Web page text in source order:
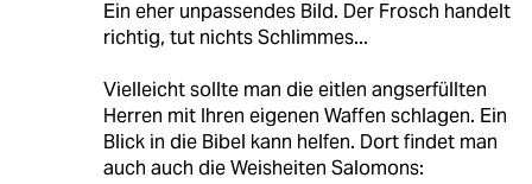
Ein eher unpassendes Bild. Der Frosch handelt
richtig, tut nichts Schlimmes...
Vielleicht sollte man die eitlen angserfüllten
Herren mit Ihren eigenen Waffen schlagen. Ein
Blick in die Bibel kann helfen. Dort findet man
auch auch die Weisheiten Salomons: